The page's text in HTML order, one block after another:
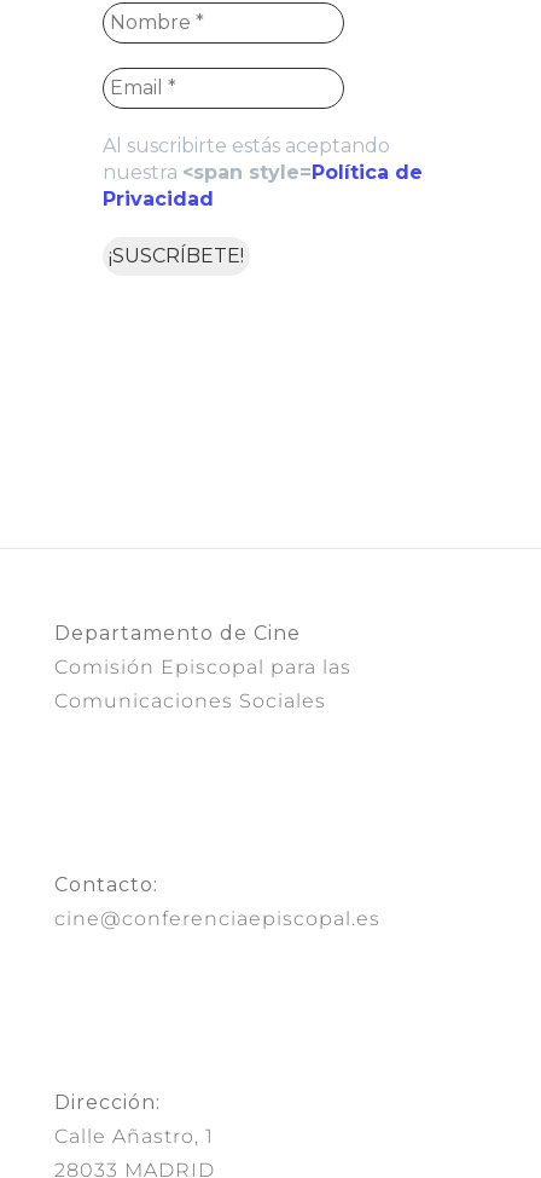
Al suscribirte estás aceptando
nuestra <span style= Política de
Privacidad
Departamento de Cine
Comisión Episcopal para las
Comunicaciones Sociales
Contacto:
cine@conferenciaepiscopal.es
Dirección:
Calle Añastro, 1
28033 MADRID